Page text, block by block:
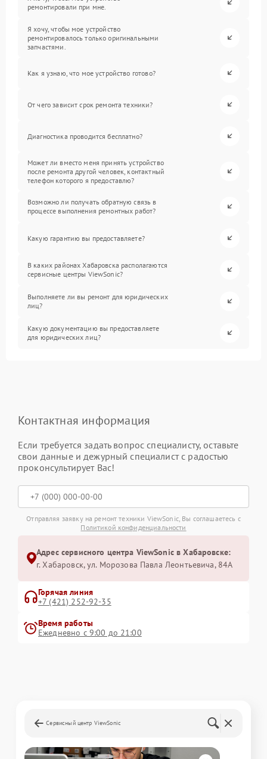
ремонтировали при мне.
Я хочу, чтобы мое устройство
ремонтировалось только оригинальными
запчастями.
Как я узнаю, что мое устройство готово?
От чего зависит срок ремонта техники?
Диагностика проводится бесплатно?
Может ли вместо меня принять устройство
после ремонта другой человек, контактный
телефон которого я предоставлю?
Возможно ли получать обратную связь в
процессе выполнения ремонтных работ?
Какую гарантию вы предоставляете?
В каких районах Хабаровска располагаются
сервисные центры ViewSonic?
Выполняете ли вы ремонт для юридических
лиц?
Какую документацию вы предоставляете
для юридических лиц?
Контактная информация
Если требуется задать вопрос специалисту, оставьте
свои данные и дежурный специалист с радостью
проконсультирует Вас!
Отправляя заявку на ремонт техники ViewSonic, Вы соглашаетесь с
Политикой конфиденциальности
Адрес сервисного центра ViewSonic в Хабаровске:
г. Хабаровск, ул. Морозова Павла Леонтьевича, 84А
Горячая линия
+7 (421) 252-92-35
Время работы
Ежедневно с 9:00 до 21:00
Сервисный центр ViewSonic